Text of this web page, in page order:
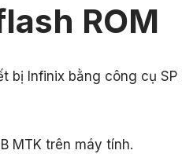
ROM
Infinix bằng công cụ SP
MTK trên máy tính.